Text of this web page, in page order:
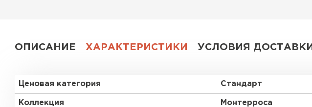
ОПИСАНИЕ ХАРАКТЕРИСТИКИ УСЛОВИЯ ДОСТАВКИ
Ценовая категория Стандарт
Коллекция Монтерроса